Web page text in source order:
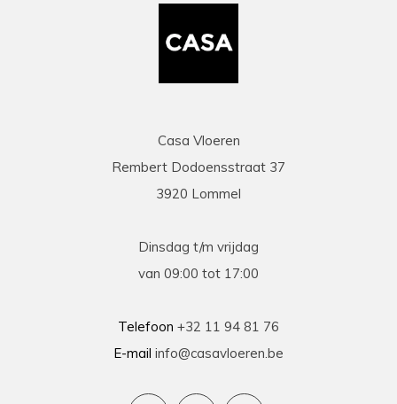
Casa Vloeren
Rembert Dodoensstraat 37
3920 Lommel
Dinsdag t/m vrijdag
van 09:00 tot 17:00
Telefoon +32 11 94 81 76
E-mail info@casavloeren.be